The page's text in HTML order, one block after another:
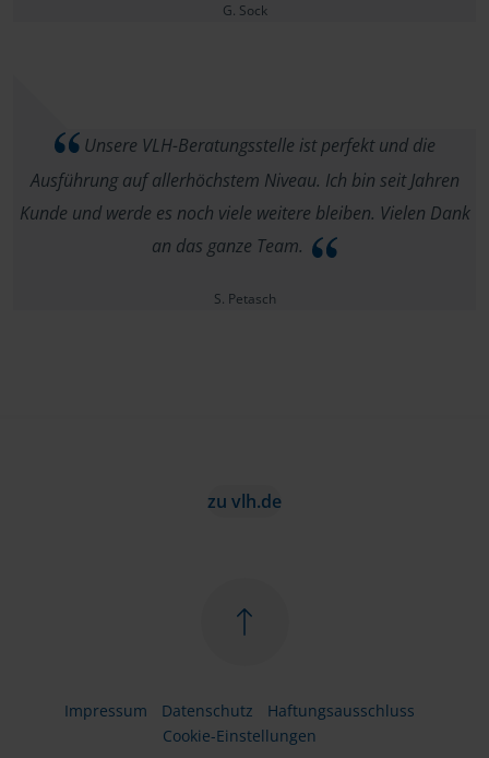
G. Sock
Unsere VLH-Beratungsstelle ist perfekt und die
Ausführung auf allerhöchstem Niveau. Ich bin seit Jahren
Kunde und werde es noch viele weitere bleiben. Vielen Dank
an das ganze Team.
S. Petasch
zu vlh.de
Impressum Datenschutz
Haftungsausschluss
Cookie-Einstellungen